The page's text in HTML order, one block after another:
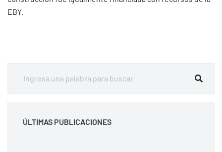
EBY.
ÚLTIMAS PUBLICACIONES